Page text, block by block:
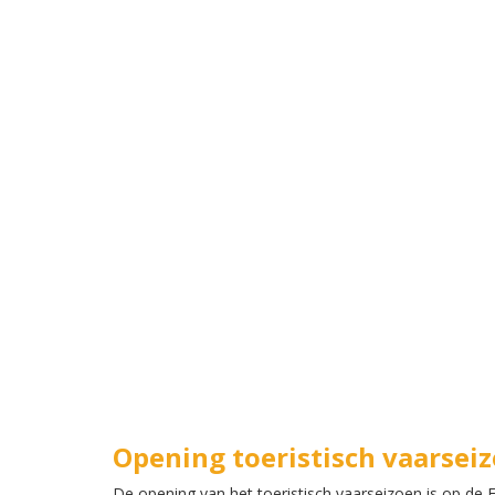
Opening toeristisch